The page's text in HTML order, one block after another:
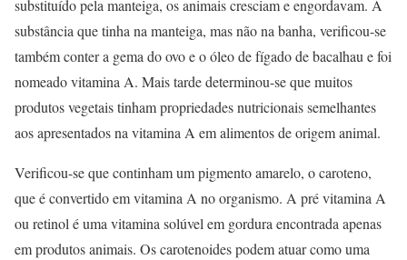
substituído pela manteiga, os animais cresciam e engordavam. A
substância que tinha na manteiga, mas não na banha, verificou-se
também conter a gema do ovo e o óleo de fígado de bacalhau e foi
nomeado vitamina A. Mais tarde determinou-se que muitos
produtos vegetais tinham propriedades nutricionais semelhantes
aos apresentados na vitamina A em alimentos de origem animal.
Verificou-se que continham um pigmento amarelo, o caroteno,
que é convertido em vitamina A no organismo. A pré vitamina A
ou retinol é uma vitamina solúvel em gordura encontrada apenas
em produtos animais. Os carotenoides podem atuar como uma